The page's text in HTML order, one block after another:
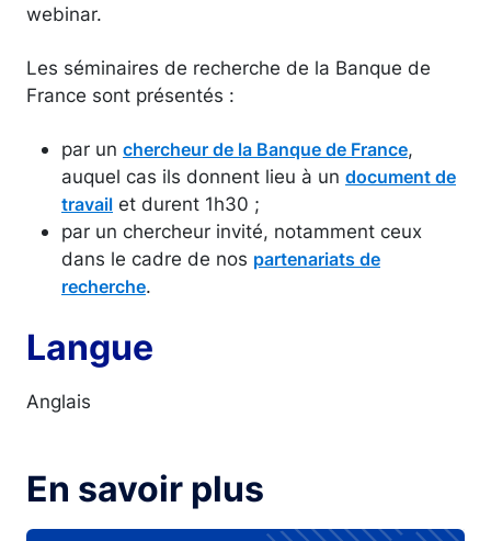
webinar.
Les séminaires de recherche de la Banque de
France sont présentés :
par un chercheur de la Banque de France,
auquel cas ils donnent lieu à un document de
travail et durent 1h30 ;
par un chercheur invité, notamment ceux
dans le cadre de nos partenariats de
recherche.
Langue
Anglais
En savoir plus